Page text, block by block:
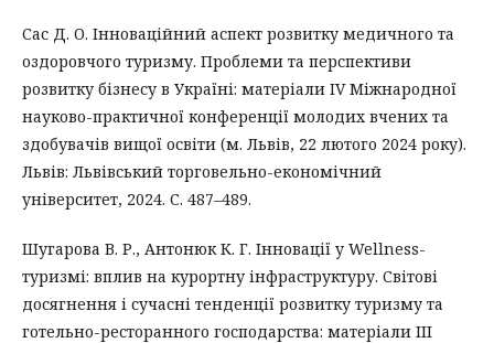
Сас Д. О. Інноваційний аспект розвитку медичного та
оздоровчого туризму. Проблеми та перспективи
розвитку бізнесу в Україні: матеріали IV Міжнародної
науково-практичної конференції молодих вчених та
здобувачів вищої освіти (м. Львів, 22 лютого 2024 року).
Львів: Львівський торговельно-економічний
університет, 2024. С. 487–489.
Шугарова В. Р., Антонюк К. Г. Інновації у Wellness-
туризмі: вплив на курортну інфраструктуру. Світові
досягнення і сучасні тенденції розвитку туризму та
готельно-ресторанного господарства: матеріали ІІІ